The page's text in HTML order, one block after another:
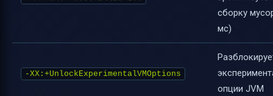
сборку
мс)
-XX:+UnlockExperimentalVMOptions
опции JVM